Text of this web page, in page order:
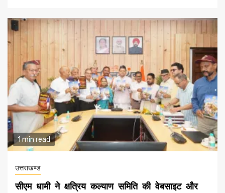
1 min read
उत्तराखण्ड
सीएम धामी ने क्षत्रिय कल्याण समिति की वेबसाइट और